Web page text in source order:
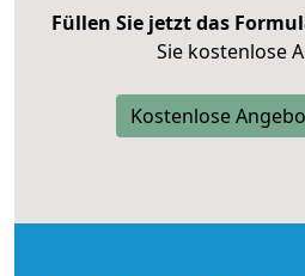
Füllen Sie jetzt das
Sie kostenlose
Kostenlose